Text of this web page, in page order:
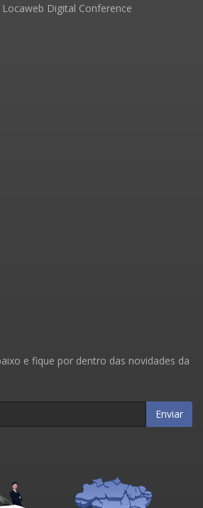
Digital Conference
e fique por dentro das novidades da
Enviar